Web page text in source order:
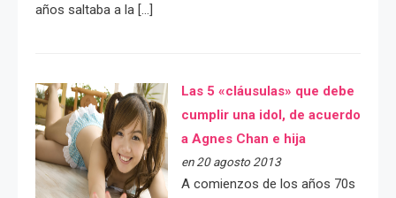
años saltaba a la […]
Las 5 «cláusulas» que debe
cumplir una idol, de acuerdo
a Agnes Chan e hija
en 20 agosto 2013
A comienzos de los años 70s